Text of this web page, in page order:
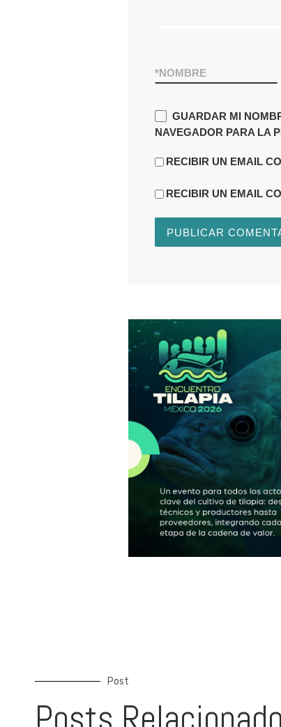
NOMBRE
*
GUARDAR MI
NAVEGADOR PARA LA
RECIBIR UN EMAIL
RECIBIR UN EMAIL
Post